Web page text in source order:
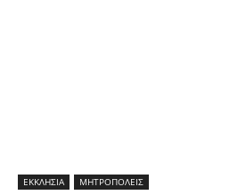
ΕΚΚΛΗΣΙΑ ΜΗΤΡΟΠΟΛΕΙΣ